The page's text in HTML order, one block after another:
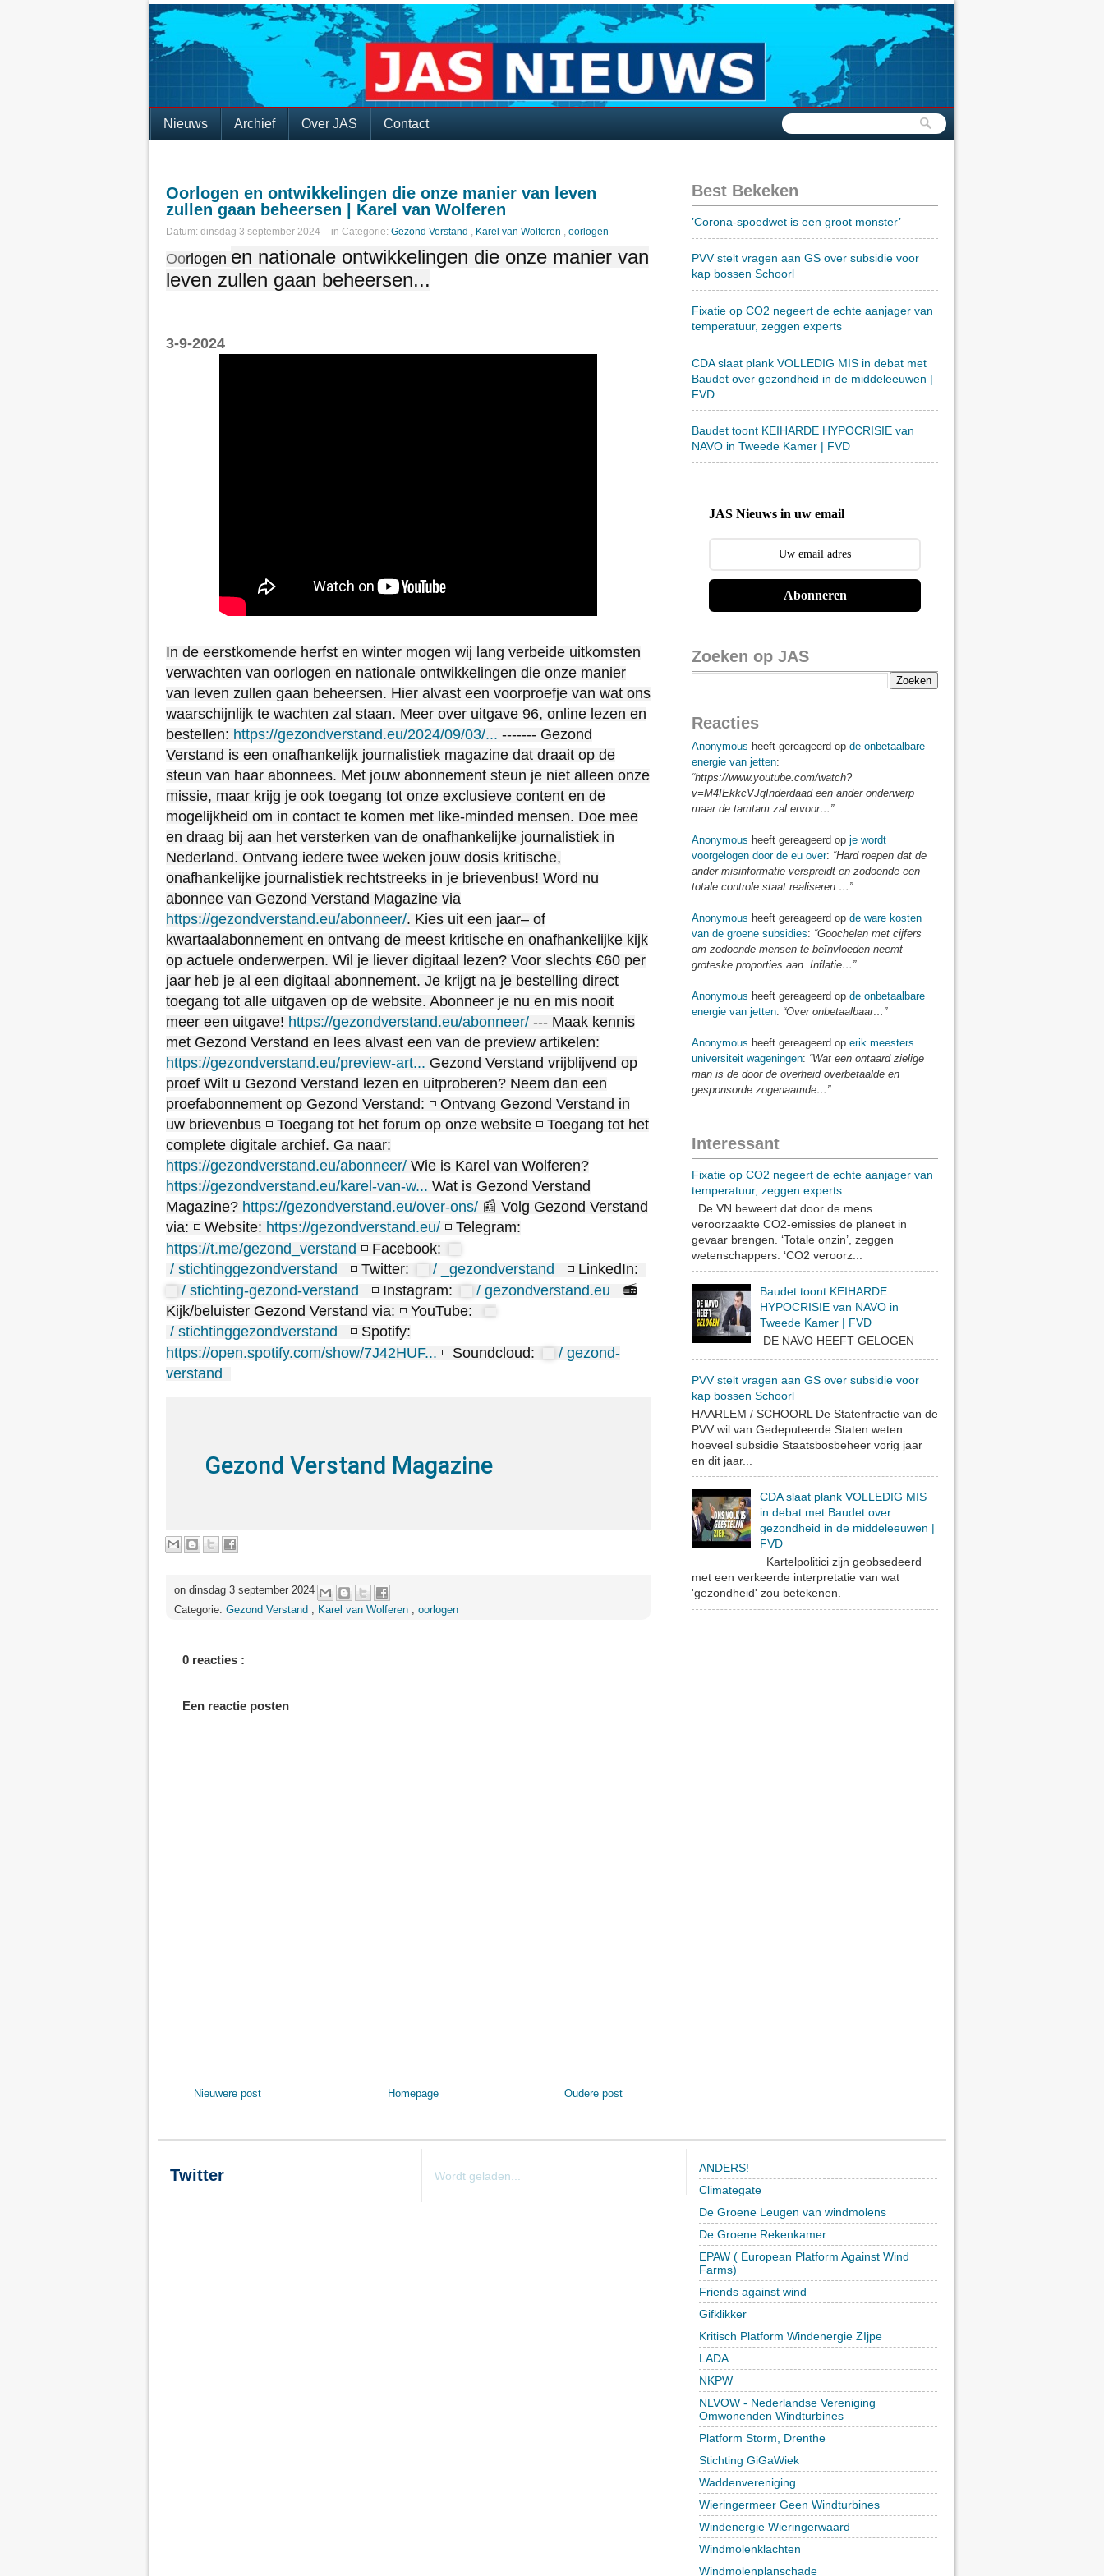
Nieuws Archief Over JAS Contact
Oorlogen en ontwikkelingen die onze manier van leven
zullen gaan beheersen | Karel van Wolferen
Datum: dinsdag 3 september 2024 in Categorie: Gezond Verstand , Karel van Wolferen , oorlogen
Oorlogen en nationale ontwikkelingen die onze manier van
leven zullen gaan beheersen...
3-9-2024
In de eerstkomende herfst en winter mogen wij lang verbeide uitkomsten
verwachten van oorlogen en nationale ontwikkelingen die onze manier
van leven zullen gaan beheersen. Hier alvast een voorproefje van wat ons
waarschijnlijk te wachten zal staan. Meer over uitgave 96, online lezen en
bestellen: https://gezondverstand.eu/2024/09/03/... ------- Gezond
Verstand is een onafhankelijk journalistiek magazine dat draait op de
steun van haar abonnees. Met jouw abonnement steun je niet alleen onze
missie, maar krijg je ook toegang tot onze exclusieve content en de
mogelijkheid om in contact te komen met like-minded mensen. Doe mee
en draag bij aan het versterken van de onafhankelijke journalistiek in
Nederland. Ontvang iedere twee weken jouw dosis kritische,
onafhankelijke journalistiek rechtstreeks in je brievenbus! Word nu
abonnee van Gezond Verstand Magazine via
https://gezondverstand.eu/abonneer/. Kies uit een jaar– of
kwartaalabonnement en ontvang de meest kritische en onafhankelijke kijk
op actuele onderwerpen. Wil je liever digitaal lezen? Voor slechts €60 per
jaar heb je al een digitaal abonnement. Je krijgt na je bestelling direct
toegang tot alle uitgaven op de website. Abonneer je nu en mis nooit
meer een uitgave! https://gezondverstand.eu/abonneer/ --- Maak kennis
met Gezond Verstand en lees alvast een van de preview artikelen:
https://gezondverstand.eu/preview-art... Gezond Verstand vrijblijvend op
proef Wilt u Gezond Verstand lezen en uitproberen? Neem dan een
proefabonnement op Gezond Verstand: ◽ Ontvang Gezond Verstand in
uw brievenbus ◽ Toegang tot het forum op onze website ◽ Toegang tot het
complete digitale archief. Ga naar:
https://gezondverstand.eu/abonneer/ Wie is Karel van Wolferen?
https://gezondverstand.eu/karel-van-w... Wat is Gezond Verstand
Magazine? https://gezondverstand.eu/over-ons/ 📰 Volg Gezond Verstand
via: ◽ Website: https://gezondverstand.eu/ ◽ Telegram:
https://t.me/gezond_verstand ◽ Facebook:
/ stichtinggezondverstand
◽ Twitter: / _gezondverstand
◽ LinkedIn:
/ stichting-gezond-verstand
◽ Instagram: / gezondverstand.eu
📻
Kijk/beluister Gezond Verstand via: ◽ YouTube:
/ stichtinggezondverstand
◽ Spotify:
https://open.spotify.com/show/7J42HUF... ◽ Soundcloud:
/ gezond-
verstand
Gezond Verstand Magazine
on dinsdag 3 september 2024
Categorie: Gezond Verstand Karel van Wolferen oorlogen
0 reacties :
Een reactie posten
Nieuwere post Oudere post
Homepage
Best Bekeken
’Corona-spoedwet is een groot monster’
PVV stelt vragen aan GS over subsidie voor
kap bossen Schoorl
Fixatie op CO2 negeert de echte aanjager van
temperatuur, zeggen experts
CDA slaat plank VOLLEDIG MIS in debat met
Baudet over gezondheid in de middeleeuwen |
FVD
Baudet toont KEIHARDE HYPOCRISIE van
NAVO in Tweede Kamer | FVD
JAS Nieuws in uw email
Abonneren
Zoeken op JAS
Reacties
Anonymous heeft gereageerd op de onbetaalbare
energie van jetten:
“https://www.youtube.com/watch?
v=M4IEkkcVJqInderdaad een ander onderwerp
maar de tamtam zal ervoor…”
Anonymous heeft gereageerd op je wordt
voorgelogen door de eu over: “Hard roepen dat de
ander misinformatie verspreidt en zodoende een
totale controle staat realiseren.…”
Anonymous heeft gereageerd op de ware kosten
van de groene subsidies: “Goochelen met cijfers
om zodoende mensen te beïnvloeden neemt
groteske proporties aan. Inflatie…”
Anonymous heeft gereageerd op de onbetaalbare
energie van jetten: “Over onbetaalbaar…”
Anonymous heeft gereageerd op erik meesters
universiteit wageningen: “Wat een ontaard zielige
man is de door de overheid overbetaalde en
gesponsorde zogenaamde…”
Interessant
Fixatie op CO2 negeert de echte aanjager van
temperatuur, zeggen experts
De VN beweert dat door de mens
veroorzaakte CO2-emissies de planeet in
gevaar brengen. ‘Totale onzin’, zeggen
wetenschappers. ‘CO2 veroorz...
Baudet toont KEIHARDE
HYPOCRISIE van NAVO in
Tweede Kamer | FVD
DE NAVO HEEFT GELOGEN
PVV stelt vragen aan GS over subsidie voor
kap bossen Schoorl
HAARLEM / SCHOORL De Statenfractie van de
PVV wil van Gedeputeerde Staten weten
hoeveel subsidie Staatsbosbeheer vorig jaar
en dit jaar...
CDA slaat plank VOLLEDIG MIS
in debat met Baudet over
gezondheid in de middeleeuwen |
FVD
Kartelpolitici zijn geobsedeerd
met een verkeerde interpretatie van wat
'gezondheid' zou betekenen.
Twitter Wordt geladen...
ANDERS!
Climategate
De Groene Leugen van windmolens
De Groene Rekenkamer
EPAW ( European Platform Against Wind
Farms)
Friends against wind
Gifklikker
Kritisch Platform Windenergie ZIjpe
LADA
NKPW
NLVOW - Nederlandse Vereniging
Omwonenden Windturbines
Platform Storm, Drenthe
Stichting GiGaWiek
Waddenvereniging
Wieringermeer Geen Windturbines
Windenergie Wieringerwaard
Windmolenklachten
Windmolenplanschade